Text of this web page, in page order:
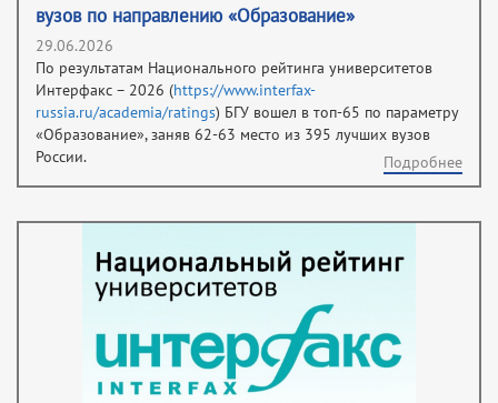
вузов по направлению «Образование»
29.06.2026
По результатам Национального рейтинга университетов
Интерфакс – 2026 (https://www.interfax-
russia.ru/academia/ratings) БГУ вошел в топ-65 по параметру
«Образование», заняв 62-63 место из 395 лучших вузов
России.
Подробнее